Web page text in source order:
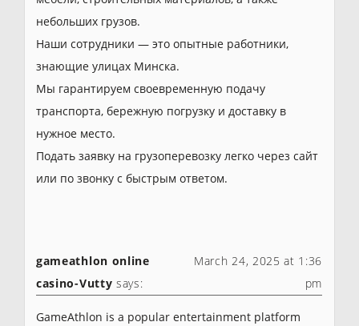
небольших грузов.
Наши сотрудники — это опытные работники,
знающие улицах Минска.
Мы гарантируем своевременную подачу
транспорта, бережную погрузку и доставку в
нужное место.
Подать заявку на грузоперевозку легко через сайт
или по звонку с быстрым ответом.
gameathlon online
casino-Vutty says:
March 24, 2025 at 1:36
pm
GameAthlon is a popular entertainment platform